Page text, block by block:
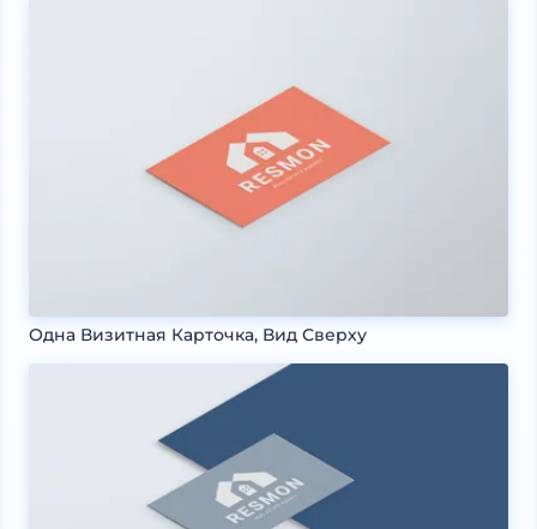
Одна Визитная Карточка, Вид Сверху